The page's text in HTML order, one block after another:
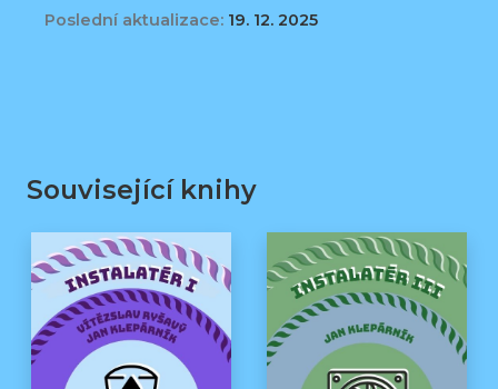
Poslední aktualizace: 19. 12. 2025
Související knihy